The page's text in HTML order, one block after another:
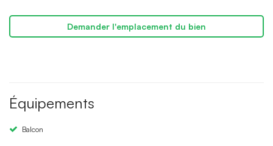
Demander l'emplacement du bien
Équipements
Balcon